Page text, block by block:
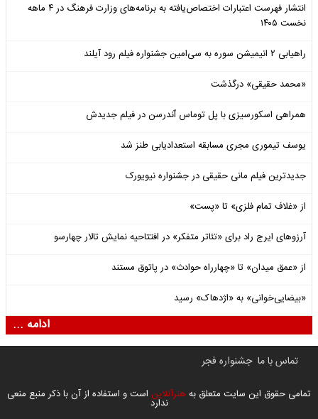
انتشار فهرست اعتبارات اختصاص‌یافته به برنامه‌های وزارت فرهنگ در ۴ ماهه
نخست ۱۴۰۵
راهیابی ۲ انیمیشن سوره به سی‌امین جشنواره فیلم رود آیلند
«محمد حقیقی» درگذشت
همراهی اسکورسیزی با پل توماس ٱندرسن در فیلم جدیدش
یوسف تیموری مجری مسابقه استعدادیابی طنز شد
جدیدترین فیلم مانی حقیقی در جشنواره نیویورک
از «غلاف تمام فلزی» تا «پست»
آرزوهای ایرج راد برای «تئاتر متفکر» در افتتاحیه نمایش تالار چهارسو
از «عمق میدان» تا «چهارراه حوادث» در پاتوق مستند
«بیضایی‌خوانی» به «اژدهاک» رسید
ادامه ...
تماس با ما جشنواره فجر
تمامی حقوق این سایت متعلق به هنرآنلاین است و استفاده از آن با ذکر منبع منعی
ندارد